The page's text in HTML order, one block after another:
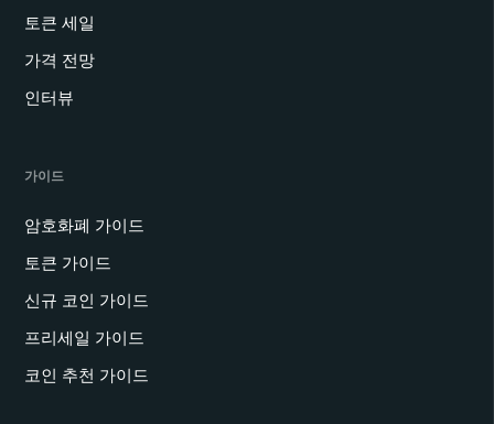
토큰 세일
가격 전망
인터뷰
가이드
암호화폐 가이드
토큰 가이드
신규 코인 가이드
프리세일 가이드
코인 추천 가이드